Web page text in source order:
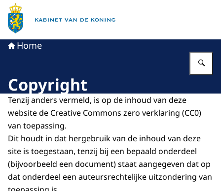
Naar de homepage van Kabinet van de Koning
Home
Copyright
Tenzij anders vermeld, is op de inhoud van deze
website de Creative Commons zero verklaring (CC0)
van toepassing.
Dit houdt in dat hergebruik van de inhoud van deze
site is toegestaan, tenzij bij een bepaald onderdeel
(bijvoorbeeld een document) staat aangegeven dat op
dat onderdeel een auteursrechtelijke uitzondering van